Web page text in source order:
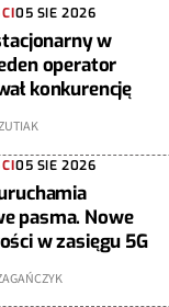
05 SIE 2026
w
operator
konkurencję
05 SIE 2026
pasma. Nowe
w zasięgu 5G